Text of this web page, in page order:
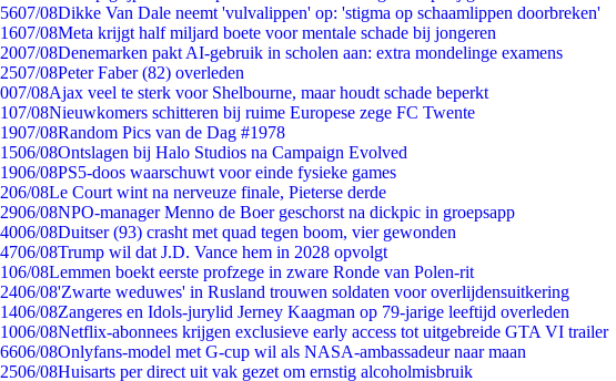
5607/08Dikke Van Dale neemt 'vulvalippen' op: 'stigma op schaamlippen doorbreken'
1607/08Meta krijgt half miljard boete voor mentale schade bij jongeren
2007/08Denemarken pakt AI-gebruik in scholen aan: extra mondelinge examens
2507/08Peter Faber (82) overleden
007/08Ajax veel te sterk voor Shelbourne, maar houdt schade beperkt
107/08Nieuwkomers schitteren bij ruime Europese zege FC Twente
1907/08Random Pics van de Dag #1978
1506/08Ontslagen bij Halo Studios na Campaign Evolved
1906/08PS5-doos waarschuwt voor einde fysieke games
206/08Le Court wint na nerveuze finale, Pieterse derde
2906/08NPO-manager Menno de Boer geschorst na dickpic in groepsapp
4006/08Duitser (93) crasht met quad tegen boom, vier gewonden
4706/08Trump wil dat J.D. Vance hem in 2028 opvolgt
106/08Lemmen boekt eerste profzege in zware Ronde van Polen-rit
2406/08'Zwarte weduwes' in Rusland trouwen soldaten voor overlijdensuitkering
1406/08Zangeres en Idols-jurylid Jerney Kaagman op 79-jarige leeftijd overleden
1006/08Netflix-abonnees krijgen exclusieve early access tot uitgebreide GTA VI trailer
6606/08Onlyfans-model met G-cup wil als NASA-ambassadeur naar maan
2506/08Huisarts per direct uit vak gezet om ernstig alcoholmisbruik